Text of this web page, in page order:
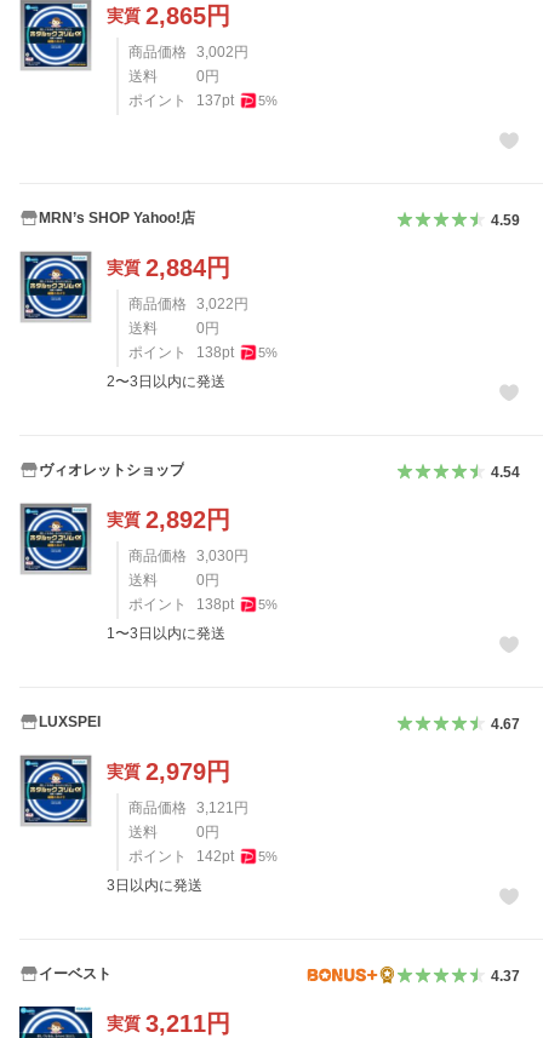
実質 2,865円
商品価格 3,002円
送料
0円
ポイント
137pt 5%
MRN’s SHOP Yahoo!店 4.59
実質 2,884円
商品価格 3,022円
送料
0円
ポイント
138pt 5%
2〜3日以内に発送
ヴィオレットショップ 4.54
実質 2,892円
商品価格 3,030円
送料
0円
ポイント
138pt 5%
1〜3日以内に発送
LUXSPEI 4.67
実質 2,979円
商品価格 3,121 円
送料
0円
ポイント
142pt 5%
3日以内に発送
イーベスト 4.37
実質 3,211円